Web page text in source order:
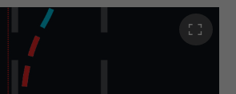
proporcionando
mais seguro e uma experiência de
à disposição do cliente com a